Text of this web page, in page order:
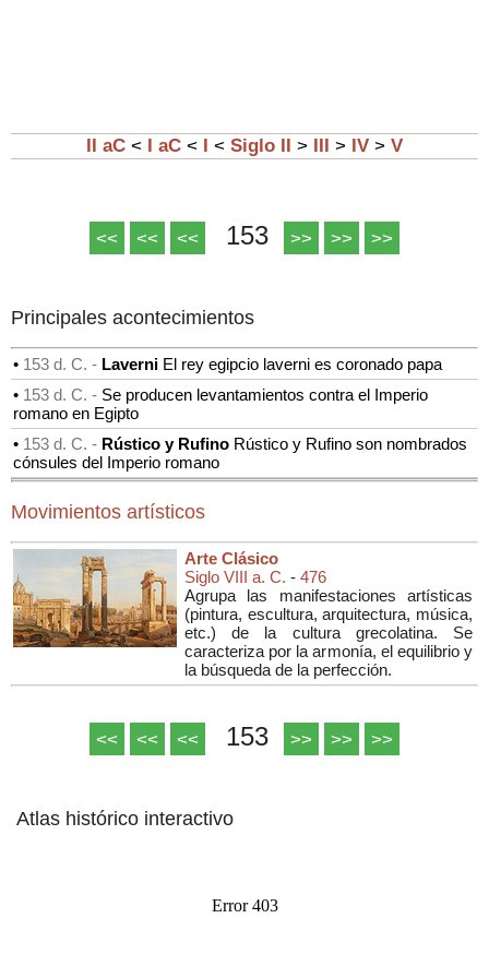
II aC < I aC < I < Siglo II > III > IV > V
<< << << 153 >> >> >>
Principales acontecimientos
• 153 d. C. - Laverni El rey egipcio laverni es coronado papa
• 153 d. C. - Se producen levantamientos contra el Imperio
romano en Egipto
• 153 d. C. - Rústico y Rufino Rústico y Rufino son nombrados
cónsules del Imperio romano
Movimientos artísticos
Arte Clásico
Siglo VIII a. C. - 476
Agrupa las manifestaciones artísticas
(pintura, escultura, arquitectura, música,
etc.) de la cultura grecolatina. Se
caracteriza por la armonía, el equilibrio y
la búsqueda de la perfección.
<< << << 153 >> >> >>
Atlas histórico interactivo